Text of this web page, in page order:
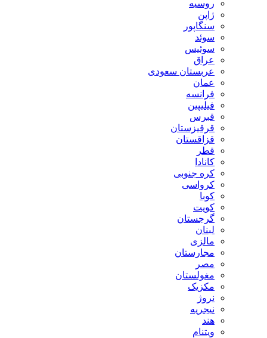
روسیه
ژاپن
سنگاپور
سوئد
سوئیس
عراق
عربستان سعودی
عمان
فرانسه
فیلیپین
قبرس
قرقیزستان
قزاقستان
قطر
کانادا
کره جنوبی
کرواسی
کوبا
کویت
گرجستان
لبنان
مالزی
مجارستان
مصر
مغولستان
مکزیک
نروژ
نیجریه
هند
ویتنام